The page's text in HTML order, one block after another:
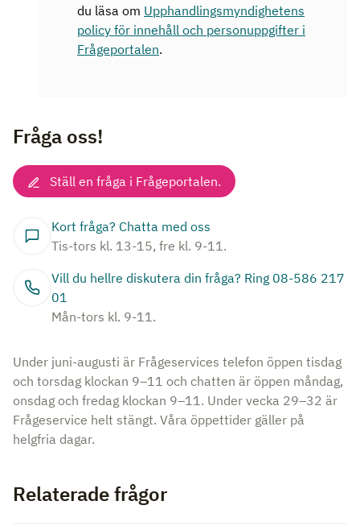
du läsa om Upphandlingsmyndighetens
policy för innehåll och personuppgifter i
Frågeportalen.
Fråga oss!
Ställ en fråga i Frågeportalen.
Kort fråga? Chatta med oss
Tis-tors kl. 13-15, fre kl. 9-11.
Vill du hellre diskutera din fråga? Ring 08-586 217
01
Mån-tors kl. 9-11.
Under juni-augusti är Frågeservices telefon öppen tisdag
och torsdag klockan 9–11 och chatten är öppen måndag,
onsdag och fredag klockan 9–11. Under vecka 29–32 är
Frågeservice helt stängt. Våra öppettider gäller på
helgfria dagar.
Relaterade frågor